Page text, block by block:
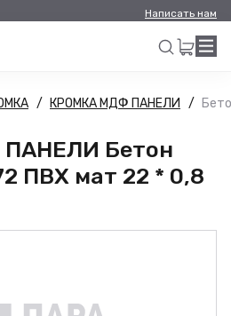
Написать нам
Искать
КРОМКА МДФ ПАНЕЛИ
Бетон
ПВХ мат 22 * 0,8